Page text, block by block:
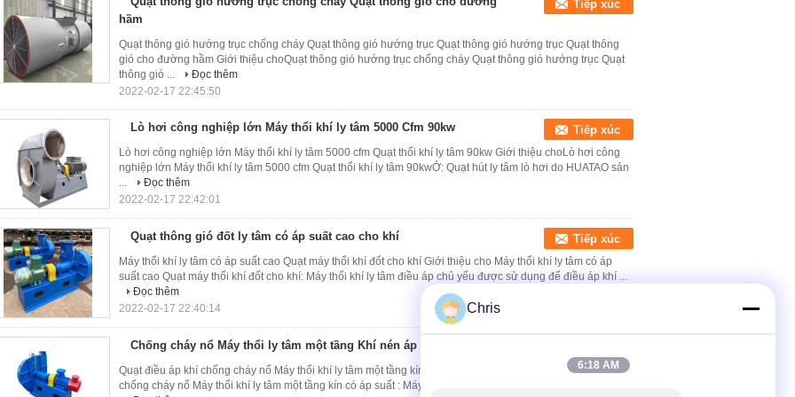
hầm
Tiếp xúc
Quạt thông gió hướng trục chống cháy Quạt thông gió hướng trục Quạt thông gió hướng trục Quạt thông
gió cho đường hầm Giới thiệu choQuạt thông gió hướng trục chống cháy Quạt thông gió hướng trục Quạt
thông gió ...
Đọc thêm
2022-02-17 22:45:50
Lò hơi công nghiệp lớn Máy thổi khí ly tâm 5000 Cfm 90kw Tiếp xúc
Lò hơi công nghiệp lớn Máy thổi khí ly tâm 5000 cfm Quạt thổi khí ly tâm 90kw Giới thiệu choLò hơi công
nghiệp lớn Máy thổi khí ly tâm 5000 cfm Quạt thổi khí ly tâm 90kwỞ: Quạt hút ly tâm lò hơi do HUATAO sản
...
Đọc thêm
2022-02-17 22:42:01
Quạt thông gió đốt ly tâm có áp suất cao cho khí Tiếp xúc
Máy thổi khí ly tâm có áp suất cao Quạt máy thổi khí đốt cho khí Giới thiệu cho Máy thổi khí ly tâm có áp
suất cao Quạt máy thổi khí đốt cho khí: Máy thổi khí ly tâm điều áp chủ yếu được sử dụng để điều áp khí ...
Đọc thêm
2022-02-17 22:40:14
Chống cháy nổ Máy thổi ly tâm một tầng Khí nén áp suất
Quạt điều áp khí chống cháy nổ Máy thổi khí ly tâm một tầng kín có áp suất Giới thiệu cho Quạt điều áp khí
chống cháy nổ Máy thổi khí ly tâm một tầng kín có áp suất : Máy thổi khí ly tâm điều áp chủ yếu được sử ...
Chris
6:18 AM